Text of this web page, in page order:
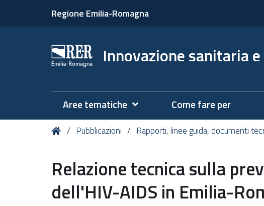
Regione Emilia-Romagna
Innovazione sanitaria
Aree tematiche Come fare per
Tu HomePubblicazioni Rapporti, linee guida, documenti
Relazione tecnica sulla
dell'HIV-AIDS in Emilia-